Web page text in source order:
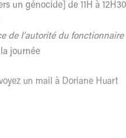
un génocide] de 11H à
de l’autorité du fonctionnaire
journée
un mail à Doriane Huart